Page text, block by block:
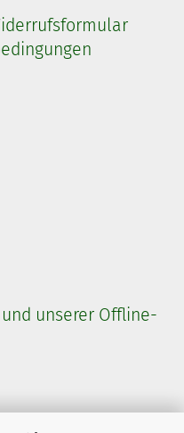
unserer Offline-